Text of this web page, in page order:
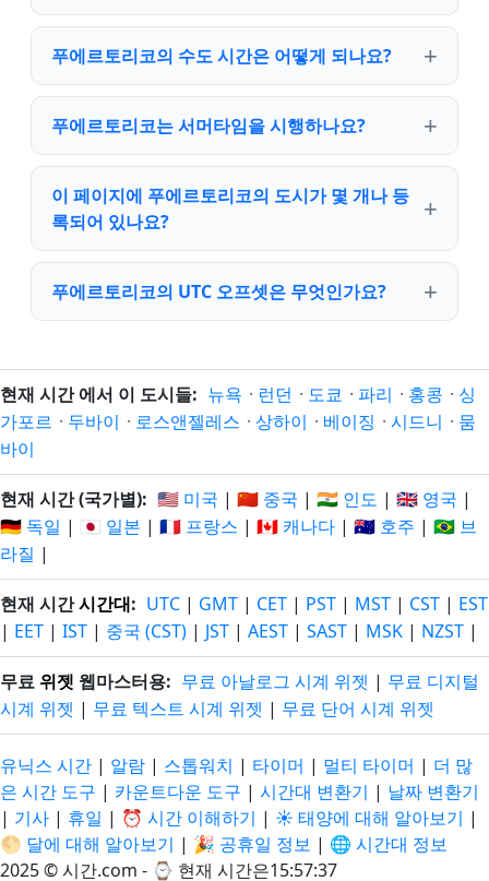
푸에르토리코의 수도 시간은 어떻게 되나요?
푸에르토리코는 서머타임을 시행하나요?
이 페이지에 푸에르토리코의 도시가 몇 개나 등
록되어 있나요?
푸에르토리코의 UTC 오프셋은 무엇인가요?
현재 시간 에서 이 도시들: 뉴욕 · 런던 · 도쿄 · 파리 · 홍콩 · 싱
가포르 · 두바이 · 로스앤젤레스 · 상하이 · 베이징 · 시드니 · 뭄
바이
현재 시간 (국가별): 🇺🇸 미국 | 🇨🇳 중국 | 🇮🇳 인도 | 🇬🇧 영국 |
🇩🇪 독일 | 🇯🇵 일본 | 🇫🇷 프랑스 | 🇨🇦 캐나다 | 🇦🇺 호주 | 🇧🇷 브
라질 |
현재 시간시간대: UTC | GMT | CET | PST | MST | CST | EST
| EET | IST | 중국 (CST) | JST | AEST | SAST | MSK | NZST |
무료 위젯 웹마스터용: 무료 아날로그 시계 위젯 | 무료 디지털
시계 위젯 | 무료 텍스트 시계 위젯 | 무료 단어 시계 위젯
유닉스 시간 | 알람 | 스톱워치 | 타이머 | 멀티 타이머 | 더 많
은 시간 도구 | 카운트다운 도구 | 시간대 변환기 | 날짜 변환기
| 기사 | 휴일 | ⏰ 시간 이해하기 | ☀️ 태양에 대해 알아보기 |
🌕 달에 대해 알아보기 | 🎉 공휴일 정보 | 🌐 시간대 정보
2025 © 시간.com - ⌚ 현재 시간은15:57:38